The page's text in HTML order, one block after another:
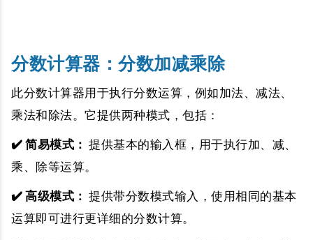
分数计算器：分数加减乘除
此分数计算器用于执行分数运算，例如加法、减法、
乘法和除法。 它提供两种模式，包括：
✔️ 简易模式： 提供基本的输入框，用于执行加、​​减、
乘、除等运算。
✔️ 高级模式： 提供带分数模式输入，使用相同的基本
运算即可进行更详细的分数计算。